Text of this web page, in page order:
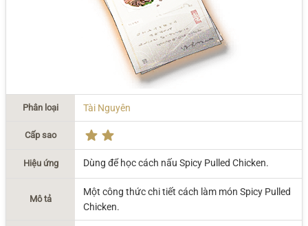
Phân loại Tài Nguyên
Cấp sao
Hiệu ứng Dùng để học cách nấu Spicy Pulled Chicken.
Mô tả
Một công thức chi tiết cách làm món Spicy Pulled
Chicken.